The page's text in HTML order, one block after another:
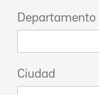
Departamento
Ciudad